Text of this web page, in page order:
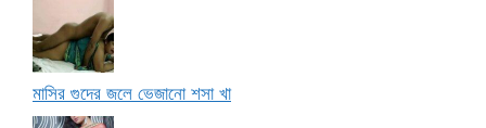
মাসির গুদের জলে ভেজানো শসা খা